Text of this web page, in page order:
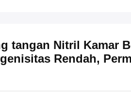
tangan Nitril Kamar
Rendah,